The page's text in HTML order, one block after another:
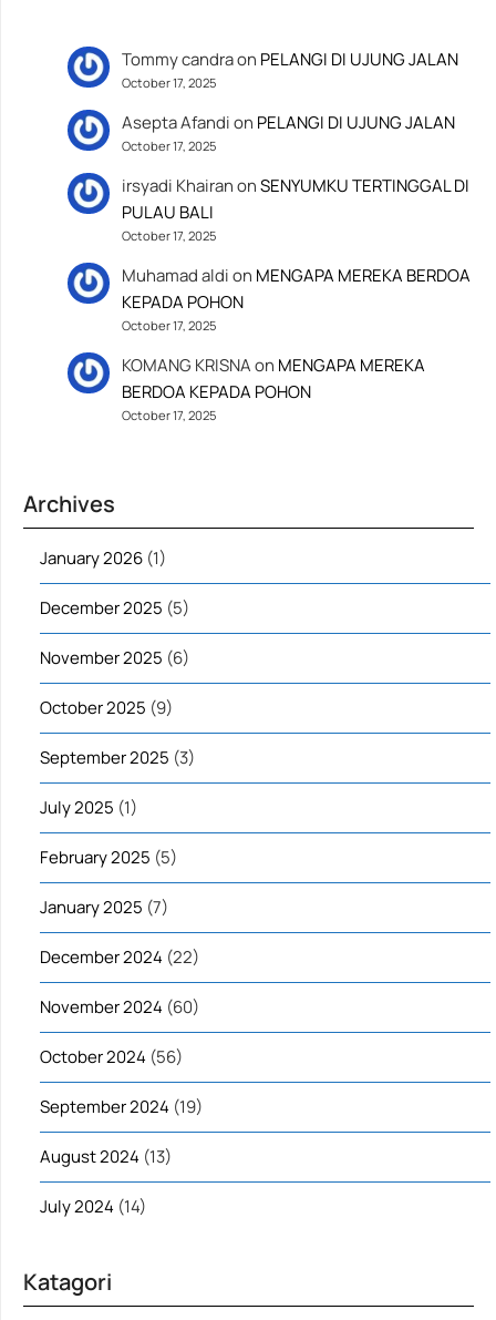
Tommy candraon PELANGI DI UJUNG JALAN
October 17, 2025
Asepta Afandion PELANGI DI UJUNG JALAN
October 17, 2025
irsyadi KhairanonSENYUMKU TERTINGGAL DI
PULAU BALI
October 17, 2025
Muhamad aldion MENGAPA MEREKA BERDOA
KEPADA POHON
October 17, 2025
KOMANG KRISNAon MENGAPA MEREKA
BERDOA KEPADA POHON
October 17, 2025
Archives
January 2026 (1)
December 2025 (5)
November 2025 (6)
October 2025 (9)
September 2025 (3)
July 2025 (1)
February 2025 (5)
January 2025 (7)
December 2024 (22)
November 2024 (60)
October 2024 (56)
September 2024 (19)
August 2024 (13)
July 2024 (14)
Katagori